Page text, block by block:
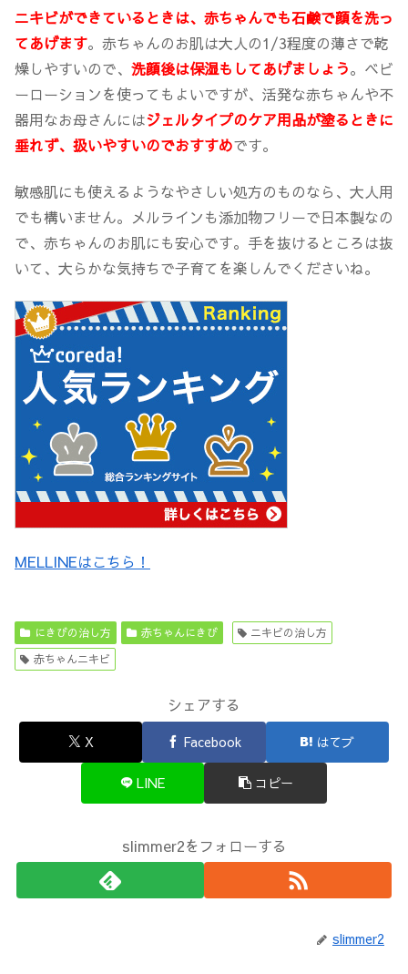
ニキビができているときは、赤ちゃんでも石鹸で顔を洗っ
てあげます。赤ちゃんのお肌は大人の1/3程度の薄さで乾
燥しやすいので、 洗顔後は保湿もしてあげましょう。ベビ
ーローションを使ってもよいですが、活発な赤ちゃんや不
器用なお母さんにはジェルタイプのケア用品が塗るときに
垂れず、扱いやすいのでおすすめです。
敏感肌にも使えるようなやさしい処方のものなら、大人用
でも構いません。メルラインも添加物フリーで日本製なの
で、赤ちゃんのお肌にも安心です。手を抜けるところは抜
いて、大らかな気持ちで子育てを楽しんでくださいね。
MELLINEはこちら！
にきびの治し方 赤ちゃんにきび
ニキビの治し方
赤ちゃんニキビ
シェアする
X Facebook はてブ
LINE コピー
slimmer2をフォローする
slimmer2